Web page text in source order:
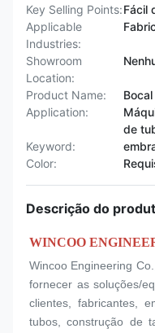
Key Selling Points:Fácil
Applicable
Industries:
Showroom
Location:
Product Name:
Application:
de
Keyword:
Color:
Descrição do
WINCOO
Wincoo Engineering
fornecer as soluções/
clientes, fabricantes,
tubos, construção de